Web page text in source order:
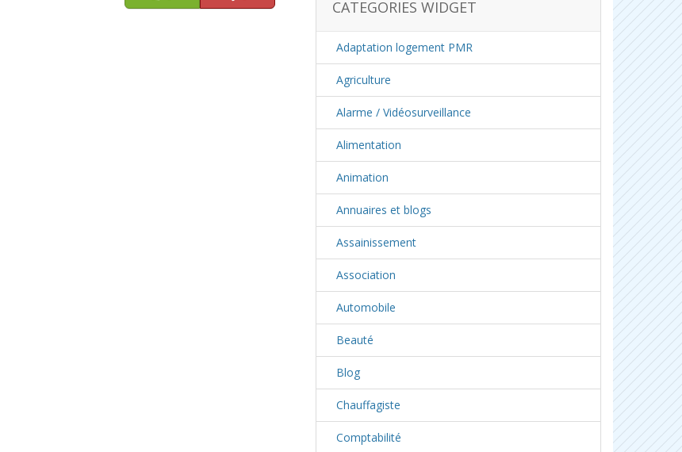
CATEGORIES WIDGET
Adaptation logement PMR
Agriculture
Alarme / Vidéosurveillance
Alimentation
Animation
Annuaires et blogs
Assainissement
Association
Automobile
Beauté
Blog
Chauffagiste
Comptabilité